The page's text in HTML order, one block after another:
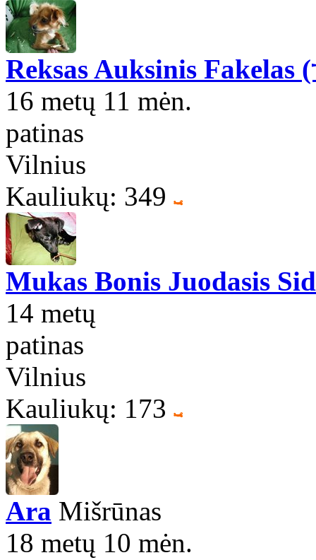
Reksas Auksinis Fakelas
16 metų 11 mėn.
patinas
Vilnius
Kauliukų: 349
Mukas Bonis Juodasis
14 metų
patinas
Vilnius
Kauliukų: 173
Ara Mišrūnas
18 metų 10 mėn.